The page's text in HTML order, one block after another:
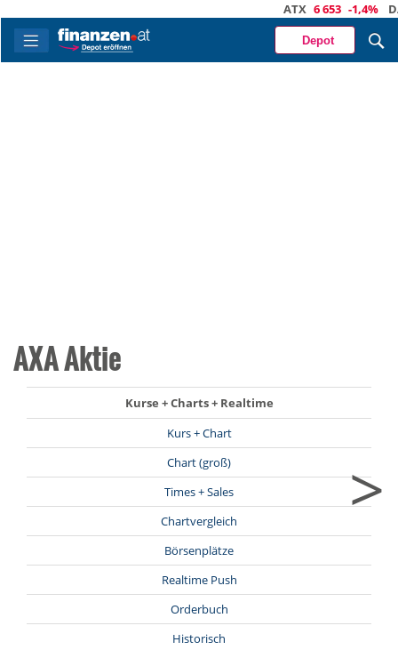
ATX 6 653 -1,4% DAX
Depot
AXA Aktie
Kurse + Charts + Realtime
Kurs + Chart
Chart (groß)
Times + Sales
Chartvergleich
Börsenplätze
Realtime Push
Orderbuch
Historisch
>